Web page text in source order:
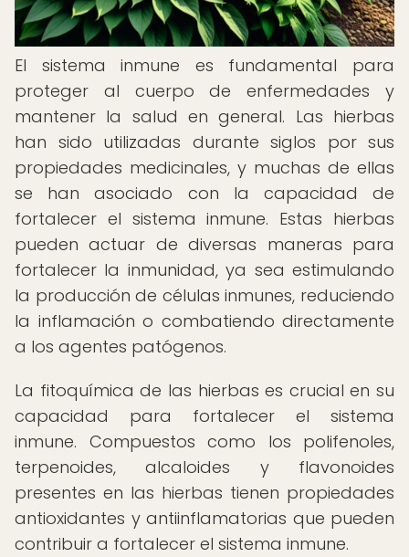
El sistema inmune es fundamental para
proteger al cuerpo de enfermedades y
mantener la salud en general. Las hierbas
han sido utilizadas durante siglos por sus
propiedades medicinales, y muchas de ellas
se han asociado con la capacidad de
fortalecer el sistema inmune. Estas hierbas
pueden actuar de diversas maneras para
fortalecer la inmunidad, ya sea estimulando
la producción de células inmunes, reduciendo
la inflamación o combatiendo directamente
a los agentes patógenos.
La fitoquímica de las hierbas es crucial en su
capacidad para fortalecer el sistema
inmune. Compuestos como los polifenoles,
terpenoides, alcaloides y flavonoides
presentes en las hierbas tienen propiedades
antioxidantes y antiinflamatorias que pueden
contribuir a fortalecer el sistema inmune.